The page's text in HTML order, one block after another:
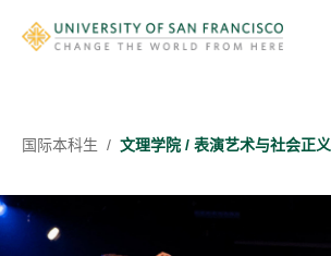
国际本科生 / ​文理学院 / 表演艺术与社会正义